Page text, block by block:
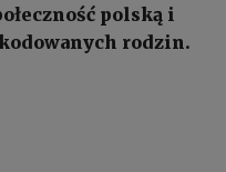
polską i
rodzin.